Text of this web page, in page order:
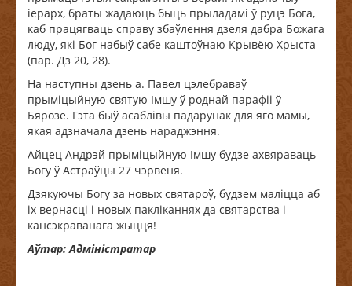
іерарх, браты жадаюць быць прыладамі ў руцэ Бога,
каб працягваць справу збаўлення дзеля дабра Божага
люду, які Бог набыў сабе каштоўнаю Крывёю Хрыста
(пар. Дз 20, 28).
На наступны дзень а. Павел цэлебраваў
прыміцыйную святую Імшу ў роднай парафіі ў
Бярозе. Гэта быў асаблівы падарунак для яго мамы,
якая адзначала дзень нараджэння.
Айцец Андрэй прыміцыйную Імшу будзе ахвяраваць
Богу ў Астраўцы 27 чэрвеня.
Дзякуючы Богу за новых святароў, будзем маліцца аб
іх вернасці і новых пакліканнях да святарства і
кансэкраванага жыцця!
Аўтар: Адміністратар